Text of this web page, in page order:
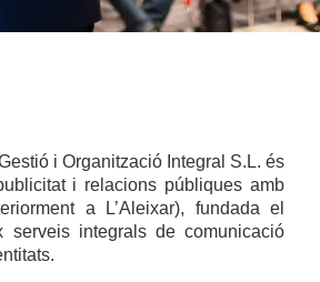
i Organització Integral S.L. és
i relacions públiques amb
a L’Aleixar), fundada el
serveis integrals de comunicació